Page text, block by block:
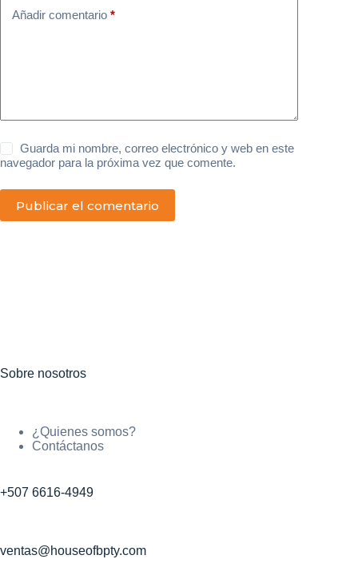
Añadir comentario *
Guarda mi nombre, correo electrónico y web en este
navegador para la próxima vez que comente.
Publicar el comentario
Sobre nosotros
¿Quienes somos?
Contáctanos
+507 6616-4949
ventas@houseofbpty.com